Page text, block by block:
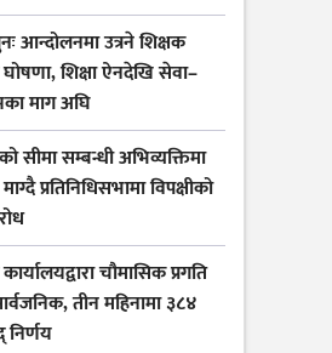
आन्दोलनमा उत्रने शिक्षक
शिक्षा ऐनदेखि सेवा–
माग अघि
सीमा सम्बन्धी अभिव्यक्तिमा
प्रतिनिधिसभामा विपक्षीको
कार्यालयद्वारा चौमासिक प्रगति
तीन महिनामा ३८४
निर्णय